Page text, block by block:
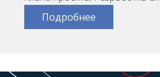
Подробнее